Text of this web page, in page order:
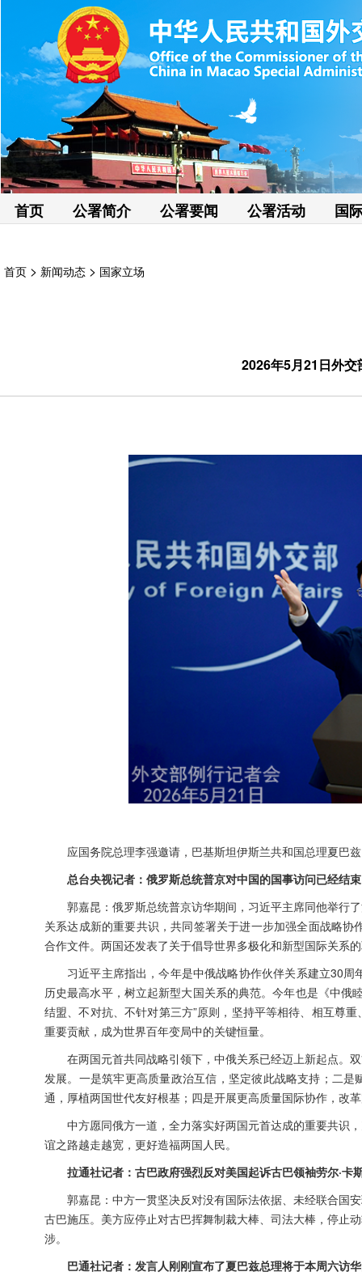
首页 公署简介 公署要闻 公署活动 国
首页 > 新闻动态 > 国家立场
2026年5月21日外
应国务院总理李强邀请，巴基斯坦伊斯兰共和国总理夏巴
总台央视记者：俄罗斯总统普京对中国的国事访问已经结
郭嘉昆：俄罗斯总统普京访华期间，习近平主席同他举行
关系达成新的重要共识，共同签署关于进一步加强全面战略
合作文件。两国还发表了关于倡导世界多极化和新型国际关系
习近平主席指出，今年是中俄战略协作伙伴关系建立30
历史最高水平，树立起新型大国关系的典范。今年也是《中
结盟、不对抗、不针对第三方”原则，坚持平等相待、相互尊
重要贡献，成为世界百年变局中的关键恒量。
在两国元首共同战略引领下，中俄关系已经迈上新起点。
发展。一是筑牢更高质量政治互信，坚定彼此战略支持；二
通，厚植两国世代友好根基；四是开展更高质量国际协作，改
中方愿同俄方一道，全力落实好两国元首达成的重要共识
谊之路越走越宽，更好造福两国人民。
拉通社记者：古巴政府强烈反对美国起诉古巴领袖劳尔·卡
郭嘉昆：中方一贯坚决反对没有国际法依据、未经联合国
古巴施压。美方应停止对古巴挥舞制裁大棒、司法大棒，停止
涉。
巴通社记者：发言人刚刚宣布了夏巴兹总理将于本周六访